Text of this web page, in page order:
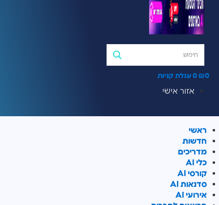
₪0
0 עגלת קניות
אזור אישי
ראשי
חדשות
מדריכים
כלי AI
קורסי AI
סדנאות AI
אירועי AI